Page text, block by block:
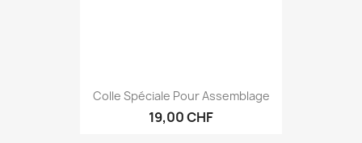
Colle Spéciale Pour Assemblage
19,00 CHF